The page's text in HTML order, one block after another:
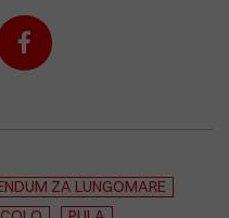
ZA LUNGOMARE